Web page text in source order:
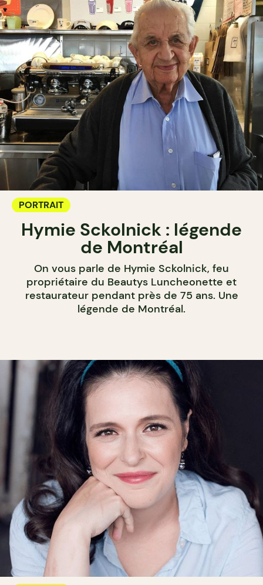
PORTRAIT
Hymie Sckolnick : légende
de Montréal
On vous parle de Hymie Sckolnick, feu
propriétaire du Beautys Luncheonette et
restaurateur pendant près de 75 ans. Une
légende de Montréal.